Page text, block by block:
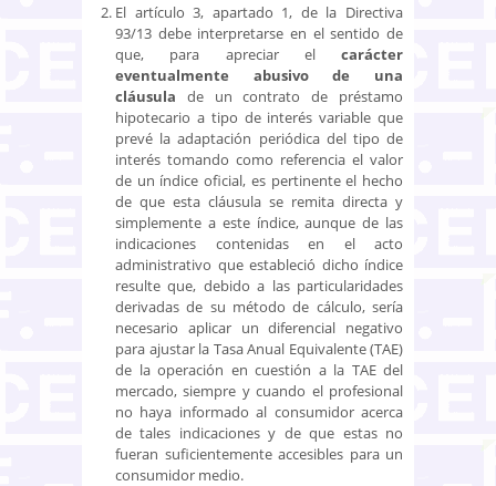
El artículo 3, apartado 1, de la Directiva
93/13 debe interpretarse en el sentido de
que, para apreciar el carácter
eventualmente abusivo de una
cláusula de un contrato de préstamo
hipotecario a tipo de interés variable que
prevé la adaptación periódica del tipo de
interés tomando como referencia el valor
de un índice oficial, es pertinente el hecho
de que esta cláusula se remita directa y
simplemente a este índice, aunque de las
indicaciones contenidas en el acto
administrativo que estableció dicho índice
resulte que, debido a las particularidades
derivadas de su método de cálculo, sería
necesario aplicar un diferencial negativo
para ajustar la Tasa Anual Equivalente (TAE)
de la operación en cuestión a la TAE del
mercado, siempre y cuando el profesional
no haya informado al consumidor acerca
de tales indicaciones y de que estas no
fueran suficientemente accesibles para un
consumidor medio.